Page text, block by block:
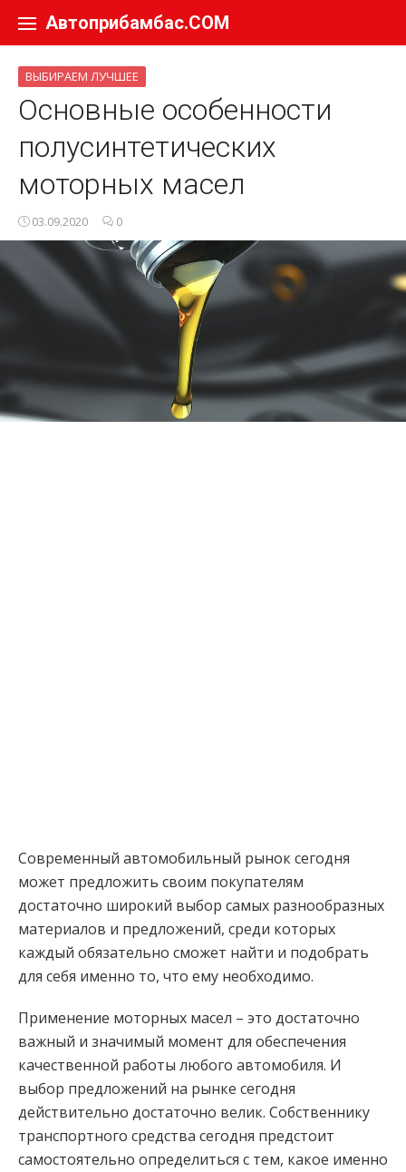
Автоприбамбас.COM
ВЫБИРАЕМ ЛУЧШЕЕ
Основные особенности
полусинтетических
моторных масел
03.09.2020 0
Современный автомобильный рынок сегодня
может предложить своим покупателям
достаточно широкий выбор самых разнообразных
материалов и предложений, среди которых
каждый обязательно сможет найти и подобрать
для себя именно то, что ему необходимо.
Применение моторных масел – это достаточно
важный и значимый момент для обеспечения
качественной работы любого автомобиля. И
выбор предложений на рынке сегодня
действительно достаточно велик. Собственнику
транспортного средства сегодня предстоит
самостоятельно определиться с тем, какое именно